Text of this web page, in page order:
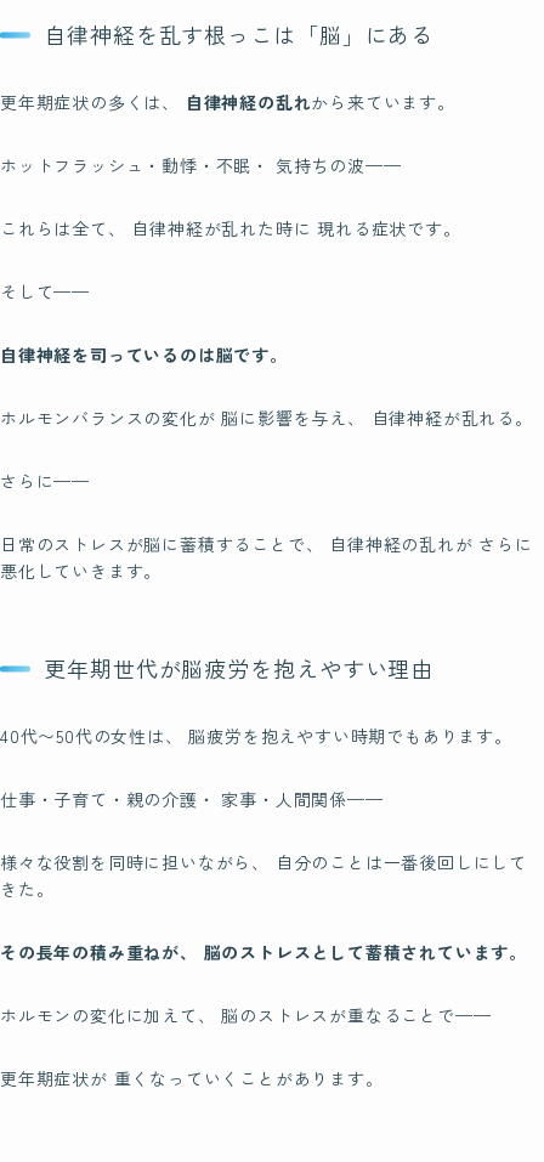
自律神経を乱す根っこは「脳」にある
更年期症状の多くは、 自律神経の乱れから来ています。
ホットフラッシュ・動悸・不眠・ 気持ちの波——
これらは全て、 自律神経が乱れた時に 現れる症状です。
そして——
自律神経を司っているのは脳です。
ホルモンバランスの変化が 脳に影響を与え、 自律神経が乱れる。
さらに——
日常のストレスが脳に蓄積することで、 自律神経の乱れが さらに
悪化していきます。
更年期世代が脳疲労を抱えやすい理由
40代〜50代の女性は、 脳疲労を抱えやすい時期でもあります。
仕事・子育て・親の介護・ 家事・人間関係——
様々な役割を同時に担いながら、 自分のことは一番後回しにして
きた。
その長年の積み重ねが、 脳のストレスとして蓄積されています。
ホルモンの変化に加えて、 脳のストレスが重なることで——
更年期症状が 重くなっていくことがあります。